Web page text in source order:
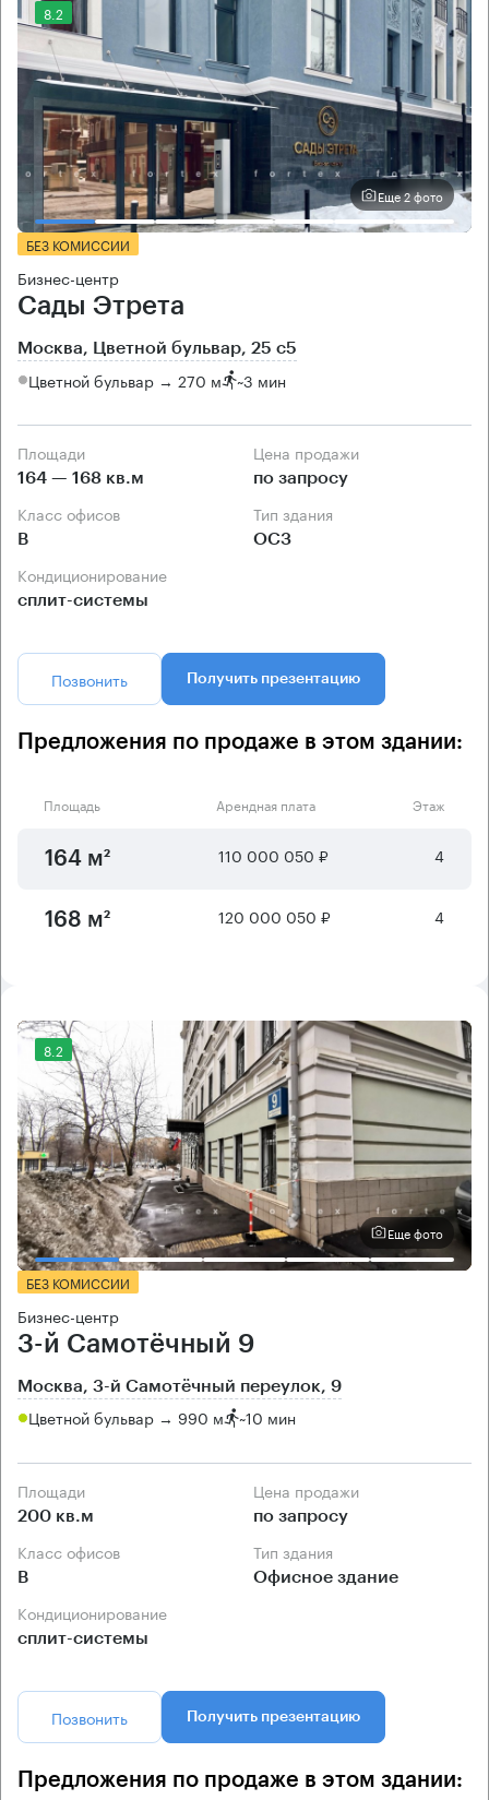
8.2
Еще 2 фото
БЕЗ КОМИССИИ
Бизнес-центр
Сады Этрета
Москва, Цветной бульвар, 25 с5
Цветной бульвар → 270 м ~3 мин
Площади
164 — 168 кв.м
Цена продажи
по запросу
Класс офисов
B
Тип здания
ОСЗ
Кондиционирование
сплит-системы
Позвонить Получить презентацию
Предложения по продаже в этом здании:
Площадь Арендная плата Этаж
164 м² 110 000 050 ₽ 4
168 м² 120 000 050 ₽ 4
8.2
Еще фото
БЕЗ КОМИССИИ
Бизнес-центр
3-й Самотёчный 9
Москва, 3-й Самотёчный переулок, 9
Цветной бульвар → 990 м ~10 мин
Площади
200 кв.м
Цена продажи
по запросу
Класс офисов
B
Тип здания
Офисное здание
Кондиционирование
сплит-системы
Позвонить Получить презентацию
Предложения по продаже в этом здании: